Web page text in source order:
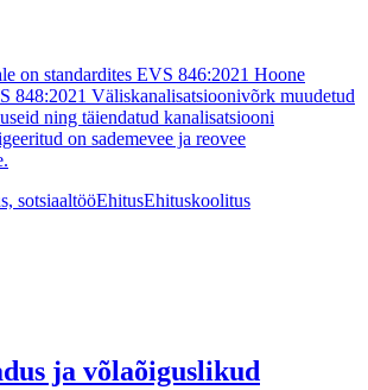
on standardites EVS 846:2021 Hoone
848:2021 Väliskanalisatsioonivõrk muudetud
ning täiendatud kanalisatsiooni
on sademevee ja reovee
sotsiaaltööEhitusEhituskoolitus
ja võlaõiguslikud